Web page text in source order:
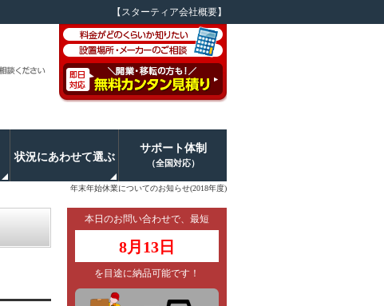
【スターティア会社概要】
状況にあわせて選ぶ
サポート体制
（全国対応）
年末年始休業についてのお知らせ(2018年度)
本日のお問い合わせで、最短
8月13日
を目途に納品可能です！